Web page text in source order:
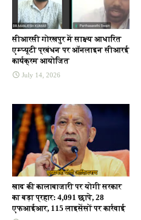
सीआरसी गोरखपुर में साक्ष्य आधारित
एम्प्यूटी प्रबंधन पर ऑनलाइन सीआरई
कार्यक्रम आयोजित
July 14, 2026
खाद की कालाबाजारी पर योगी सरकार
का बड़ा प्रहार: 4,091 छापे, 28
एफआईआर, 115 लाइसेंसों पर कार्रवाई